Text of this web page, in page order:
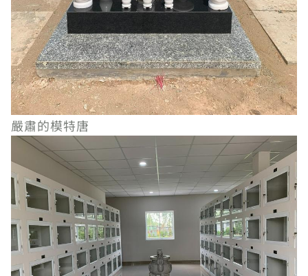
嚴肅的模特唐